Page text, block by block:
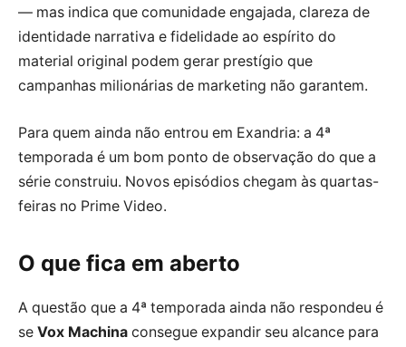
— mas indica que comunidade engajada, clareza de
identidade narrativa e fidelidade ao espírito do
material original podem gerar prestígio que
campanhas milionárias de marketing não garantem.
Para quem ainda não entrou em Exandria: a 4ª
temporada é um bom ponto de observação do que a
série construiu. Novos episódios chegam às quartas-
feiras no Prime Video.
O que fica em aberto
A questão que a 4ª temporada ainda não respondeu é
se Vox Machina consegue expandir seu alcance para